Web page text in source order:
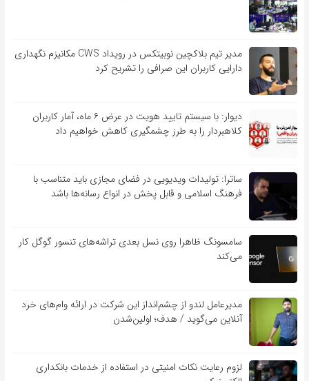
مدیر تیم بلاکچین نوبیتکس در رویداد CWS مکانیزم نگهداری
دارایی کاربران این صرافی را تشریح کرد
دیوار: با سیستم تایید هویت در عرض ۶ ماه، آمار کاربران
کلاهبردار را به طرز چشمگیری کاهش خواهیم داد
ساترا: تولیدات ویدیویی در فضای مجازی باید متناسب با
فرهنگ اسلامی و قابل پخش در انواع رسانه‌ها باشد
سامسونگ ظاهرا روی نسل بعدی تراشه‌های تنسور گوگل کار
می‌کند
مدیرعامل لندو از چشم‌انداز این شرکت در ارائه وام‌های خرد
آنلاین می‌گوید / هدف؛ اولین‌شدن
لزوم رعایت نکات امنیتی در استفاده از خدمات بانکداری